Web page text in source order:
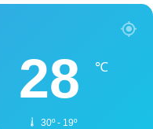
28 ℃
30º - 19º